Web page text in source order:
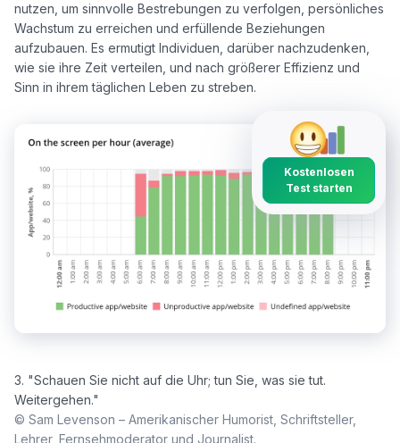
nutzen, um sinnvolle Bestrebungen zu verfolgen, persönliches
Wachstum zu erreichen und erfüllende Beziehungen
aufzubauen. Es ermutigt Individuen, darüber nachzudenken,
wie sie ihre Zeit verteilen, und nach größerer Effizienz und
Kostenlosen
Test starten
3. "Schauen Sie nicht auf die Uhr; tun Sie, was sie tut.
© Sam Levenson – Amerikanischer Humorist, Schriftsteller,
Lehrer, Fernsehmoderator und Journalist.